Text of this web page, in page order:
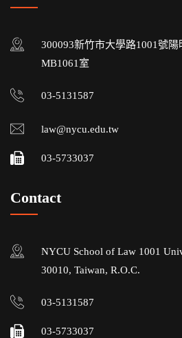
300093新竹市大學路1001號
MB1061室
03-5131587
law@nycu.edu.tw
03-5733037
Contact
NYCU School of Law 1001
30010, Taiwan, R.O.C.
03-5131587
03-5733037